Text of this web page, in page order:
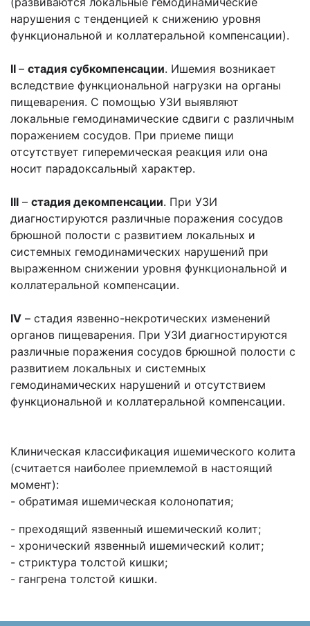
нарушения с тенденцией к снижению уровня
функциональной и коллатеральной компенсации).
II – стадия субкомпенсации. Ишемия возникает
вследствие функциональной нагрузки на органы
пищеварения. С помощью УЗИ выявляют
локальные гемодинамические сдвиги с различным
поражением сосудов. При приеме пищи
отсутствует гиперемическая реакция или она
носит парадоксальный характер.
III – стадия декомпенсации. При УЗИ
диагностируются различные поражения сосудов
брюшной полости с развитием локальных и
системных гемодинамических нарушений при
выраженном снижении уровня функциональной и
коллатеральной компенсации.
IV – стадия язвенно-некротических изменений
органов пищеварения. При УЗИ диагностируются
различные поражения сосудов брюшной полости с
развитием локальных и системных
гемодинамических нарушений и отсутствием
функциональной и коллатеральной компенсации.
Клиническая классификация ишемического колита
(считается наиболее приемлемой в настоящий
момент):
- обратимая ишемическая колонопатия;
- преходящий язвенный ишемический колит;
- хронический язвенный ишемический колит;
- стриктура толстой кишки;
- гангрена толстой кишки.